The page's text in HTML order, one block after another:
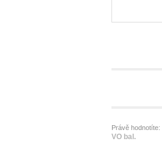
Právě hodnotíte:
VO bal.